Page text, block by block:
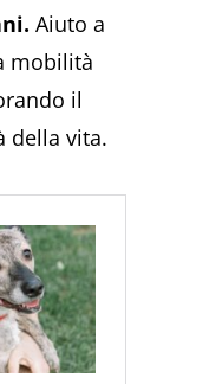
Aiuto a
mobilità
il
della vita.